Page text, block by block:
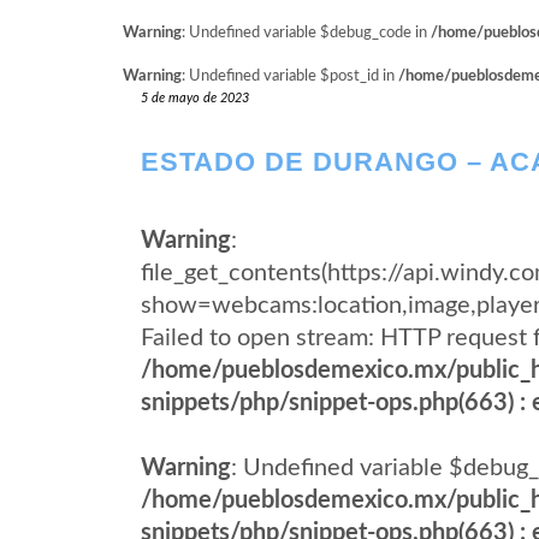
Warning: Undefined variable $debug_code in /home/
Warning: Undefined variable $post_id in /home/
5 de mayo de 2023
ESTADO DE DURANGO –
Warning:
file_get_contents(https://
Failed to open stream: HTTP
/home/pueblosdemexico.mx/
snippets/php/snippet-ops.php(663) :
Warning: Undefined variable
/home/pueblosdemexico.mx/
snippets/php/snippet-ops.php(663) :